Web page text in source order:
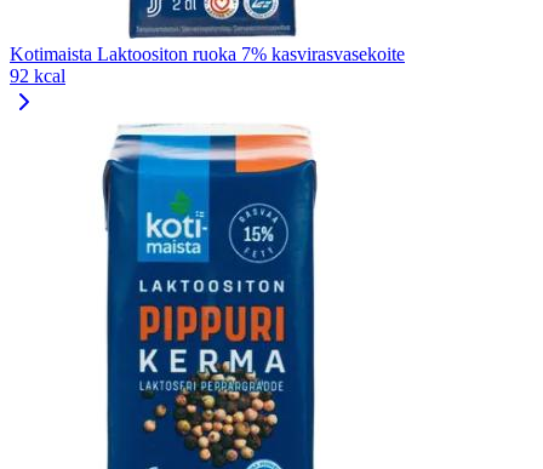
Kotimaista Laktoositon ruoka 7% kasvirasvasekoite
92 kcal